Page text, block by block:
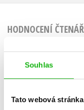
Souhlas
Tato webová
HODNOCENÍ
V současné době nejsou
Vaše hodnocení
Uživatelskou recenzi